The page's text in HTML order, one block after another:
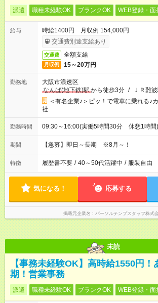
派遣 職種未経験OK ブランクOK WEB登録・面
給与
時給1400円 月収例 154,000円
交通費別途支給あり
交通費 全額支給
月収例 15～20万円
勤務地
大阪市浪速区
なんば(地下鉄)駅から徒歩3分 /
ＪＲ難
＜有名企業♪＞ピッ！で電車に乗れる♪
社
勤務時間 09:30～16:00(実働5時間30分 休憩1時間)
期間 【急募】即日～長期 ※8月～！
特徴 履歴書不要 / 40～50代活躍中 / 服装自由
気になる！ 応募する
掲載元企業名 パーソルテンプスタッフ株式
未読
【事務未経験OK】高時給1550円！
期！営業事務
派遣 職種未経験OK ブランクOK WEB登録・面